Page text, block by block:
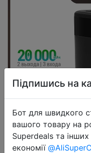
Підпишись на
Бот для швидкого
вашого товару на
Superdeals та інших
економії